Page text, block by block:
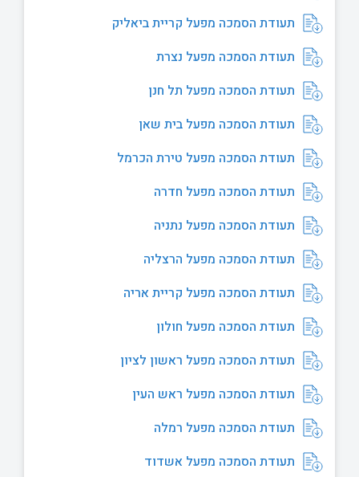
תעודת הסמכה מפעל קריית ביאליק
תעודת הסמכה מפעל נצרת
תעודת הסמכה מפעל תל חנן
תעודת הסמכה מפעל בית שאן
תעודת הסמכה מפעל טירת הכרמל
תעודת הסמכה מפעל חדרה
תעודת הסמכה מפעל נתניה
תעודת הסמכה מפעל הרצליה
תעודת הסמכה מפעל קריית אריה
תעודת הסמכה מפעל חולון
תעודת הסמכה מפעל ראשון לציון
תעודת הסמכה מפעל ראש העין
תעודת הסמכה מפעל רמלה
תעודת הסמכה מפעל אשדוד